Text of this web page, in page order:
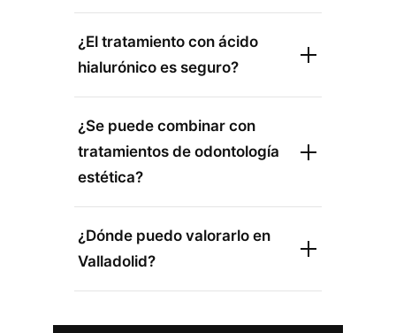
¿El tratamiento con ácido
hialurónico es seguro?
¿Se puede combinar con
tratamientos de odontología
estética?
¿Dónde puedo valorarlo en
Valladolid?